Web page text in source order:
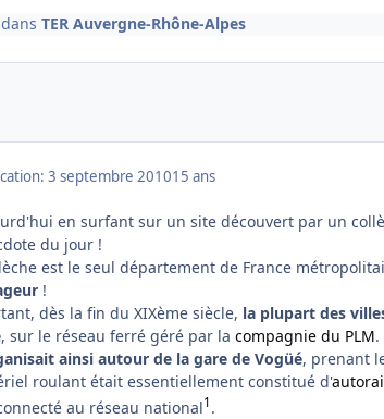
dans TER Auvergne-Rhône-Alpes
3 septembre 201015 ans
en surfant sur un site découvert par un
du jour !
est le seul département de France
!
dès la fin du XIXème siècle, la plupart des
, sur le réseau ferré géré par la compagnie du PLM.
ainsi autour de la gare de Vogüé, prenant
roulant était essentiellement constitué d'
au réseau national1 .